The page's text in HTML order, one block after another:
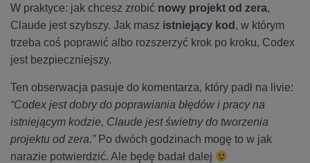
W praktyce: jak chcesz zrobić nowy projekt od zera,
Claude jest szybszy. Jak masz istniejący kod , w którym
trzeba coś poprawić albo rozszerzyć krok po kroku, Codex
jest bezpieczniejszy.
Ten obserwacja pasuje do komentarza, który padł na livie:
“Codex jest dobry do poprawiania błędów i pracy na
istniejącym kodzie, Claude jest świetny do tworzenia
projektu od zera.”Po dwóch godzinach mogę to w jak
narazie potwierdzić. Ale będę badał dalej